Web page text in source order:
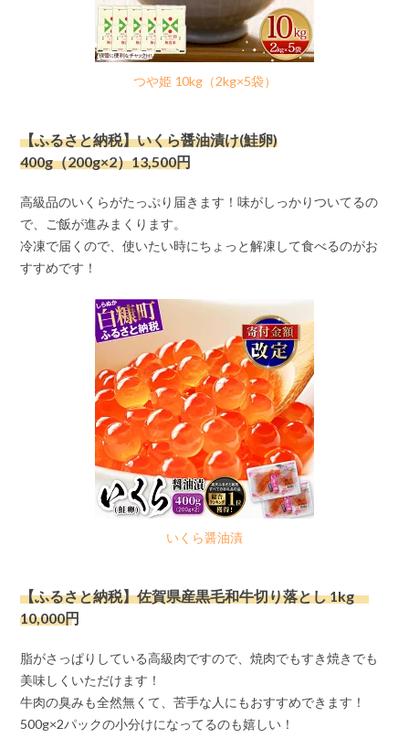
つや姫 10kg（2kg×5袋）
【ふるさと納税】いくら醤油漬け(鮭卵)
400g（200g×2）13,500円
高級品のいくらがたっぷり届きます！味がしっかりついてるの
で、ご飯が進みまくります。
冷凍で届くので、使いたい時にちょっと解凍して食べるのがお
すすめです！
いくら醤油漬
【ふるさと納税】佐賀県産黒毛和牛切り落とし 1kg
10,000円
脂がさっぱりしている高級肉ですので、焼肉でもすき焼きでも
美味しくいただけます！
牛肉の臭みも全然無くて、苦手な人にもおすすめできます！
500g×2パックの小分けになってるのも嬉しい！